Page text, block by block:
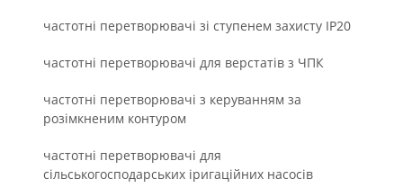
частотні перетворювачі зі ступенем захисту IP20
частотні перетворювачі для верстатів з ЧПК
частотні перетворювачі з керуванням за
розімкненим контуром
частотні перетворювачі для
сільськогосподарських іригаційних насосів